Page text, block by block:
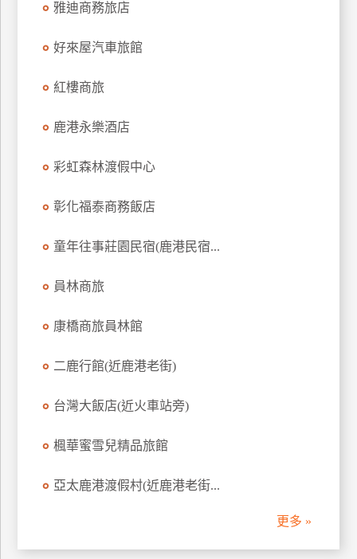
作
雅迪商務旅店
好來屋汽車旅館
紅樓商旅
鹿港永樂酒店
彩虹森林渡假中心
彰化福泰商務飯店
童年往事莊園民宿(鹿港民宿...
員林商旅
康橋商旅員林館
二鹿行館(近鹿港老街)
台灣大飯店(近火車站旁)
楓華蜜雪兒精品旅館
亞太鹿港渡假村(近鹿港老街...
更多 »